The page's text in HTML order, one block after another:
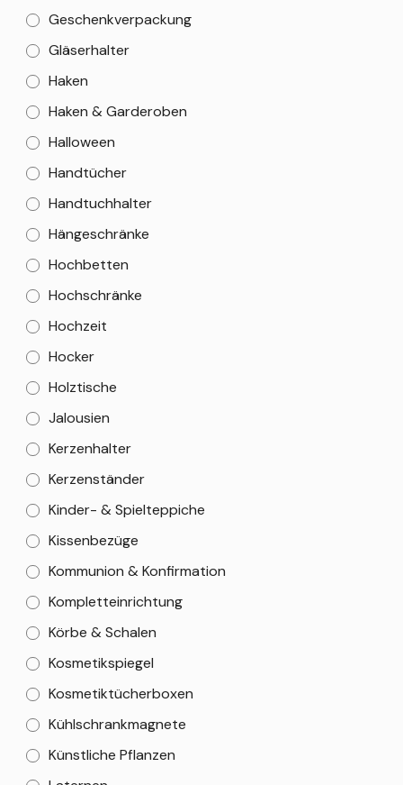
Geschenkverpackung
Gläserhalter
Haken
Haken & Garderoben
Halloween
Handtücher
Handtuchhalter
Hängeschränke
Hochbetten
Hochschränke
Hochzeit
Hocker
Holztische
Jalousien
Kerzenhalter
Kerzenständer
Kinder- & Spielteppiche
Kissenbezüge
Kommunion & Konfirmation
Kompletteinrichtung
Körbe & Schalen
Kosmetikspiegel
Kosmetiktücherboxen
Kühlschrankmagnete
Künstliche Pflanzen